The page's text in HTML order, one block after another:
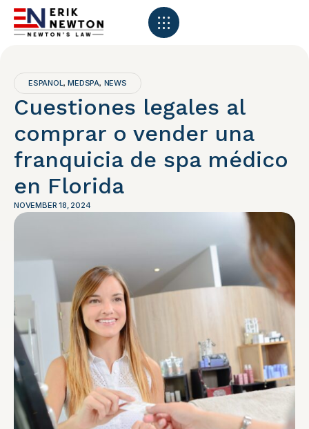
ESPANOL,MEDSPA, NEWS
Cuestiones legales al
comprar o vender una
franquicia de spa médico
en Florida
NOVEMBER 18, 2024